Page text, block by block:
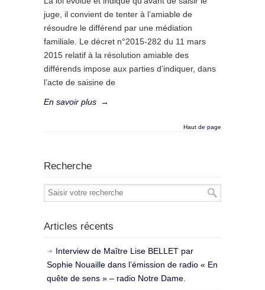
juge, il convient de tenter à l’amiable de
résoudre le différend par une médiation
familiale. Le décret n°2015-282 du 11 mars
2015 relatif à la résolution amiable des
différends impose aux parties d’indiquer, dans
l’acte de saisine de
En savoir plus →
Haut de page
Recherche
Articles récents
Interview de Maître Lise BELLET par
Sophie Nouaille dans l’émission de radio « En
quête de sens » – radio Notre Dame.